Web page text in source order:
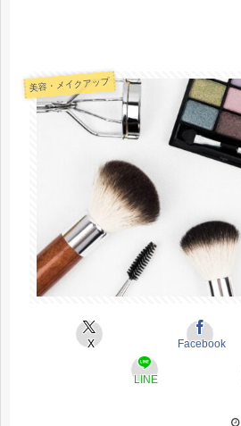
美容・メイクアップ
X Facebook
LINE